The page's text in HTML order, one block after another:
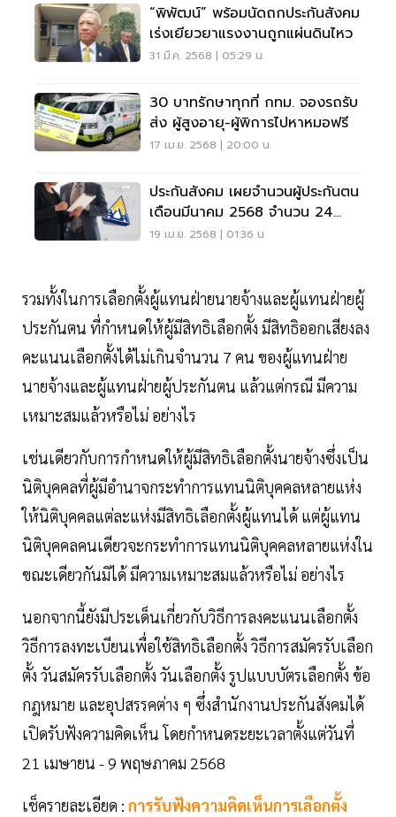
“พิพัฒน์” พร้อมนัดถกประกันสังคม
เร่งเยียวยาแรงงานถูกแผ่นดินไหว
31 มี.ค. 2568 | 05:29 น.
30 บาทรักษาทุกที่ กทม. จองรถรับ
ส่ง ผู้สูงอายุ-ผู้พิการไปหาหมอฟรี
17 เม.ย. 2568 | 20:00 น.
ประกันสังคม เผยจำนวนผู้ประกันตน
เดือนมีนาคม 2568 จำนวน 24
ล้านราย
19 เม.ย. 2568 | 01:36 น.
รวมทั้งในการเลือกตั้งผู้แทนฝ่ายนายจ้างและผู้แทนฝ่ายผู้
ประกันตน ที่กำหนดให้ผู้มีสิทธิเลือกตั้ง มีสิทธิออกเสียงลง
คะแนนเลือกตั้งได้ไม่เกินจำนวน 7 คน ของผู้แทนฝ่าย
นายจ้างและผู้แทนฝ่ายผู้ประกันตน แล้วแต่กรณี มีความ
เหมาะสมแล้วหรือไม่ อย่างไร
เช่นเดียวกับการกำหนดให้ผู้มีสิทธิเลือกตั้งนายจ้างซึ่งเป็น
นิติบุคคลที่ผู้มีอำนาจกระทำการแทนนิติบุคคลหลายแห่ง
ให้นิติบุคคลแต่ละแห่งมีสิทธิเลือกตั้งผู้แทนได้ แต่ผู้แทน
นิติบุคคลคนเดียวจะกระทำการแทนนิติบุคคลหลายแห่งใน
ขณะเดียวกันมิได้ มีความเหมาะสมแล้วหรือไม่ อย่างไร
นอกจากนี้ยังมีประเด็นเกี่ยวกับวิธีการลงคะแนนเลือกตั้ง
วิธีการลงทะเบียนเพื่อใช้สิทธิเลือกตั้ง วิธีการสมัครรับเลือก
ตั้ง วันสมัครรับเลือกตั้ง วันเลือกตั้ง รูปแบบบัตรเลือกตั้ง ข้อ
กฎหมาย และอุปสรรคต่าง ๆ ซึ่งสำนักงานประกันสังคมได้
เปิดรับฟังความคิดเห็น โดยกำหนดระยะเวลาตั้งแต่วันที่
21 เมษายน - 9 พฤษภาคม 2568
เช็ครายละเอียด : การรับฟังความคิดเห็นการเลือกตั้ง